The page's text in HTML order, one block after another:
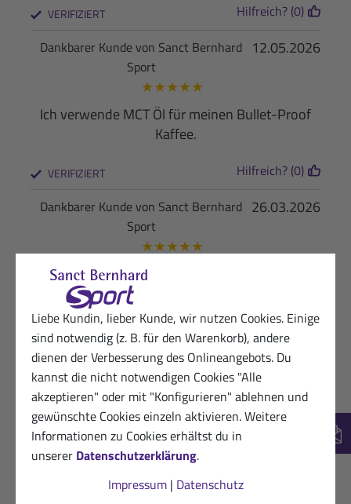
Liebe Kundin, lieber Kunde, wir nutzen Cookies. Einige
sind notwendig (z. B. für den Warenkorb), andere
dienen der Verbesserung des Onlineangebots. Du
kannst die nicht notwendigen Cookies "Alle
akzeptieren" oder mit "Konfigurieren" ablehnen und
gewünschte Cookies einzeln aktivieren. Weitere
Informationen zu Cookies erhältst du in
unserer Datenschutzerklärung.
Impressum| Datenschutz
VERIFIZIERT Hilfreich? (0)
12.05.2026
Dankbarer Kunde von Sanct Bernhard
Sport
★★★★★
Ich verwende MCT Öl für meinen Bullet-Proof
Kaffee.
VERIFIZIERT Hilfreich? (0)
26.03.2026
Dankbarer Kunde von Sanct Bernhard
Sport
★★★★★
Gut ausgewogen mit C8 & C10
VERIFIZIERT Hilfreich? (0)
12.03.2026
Sanct Bernhard Sport-Kundin
★★★☆☆
Vertrage es nicht,bekomme Magenschmerzen
davon
VERIFIZIERT
Dankbarer Kunde von Sanct Bernhard